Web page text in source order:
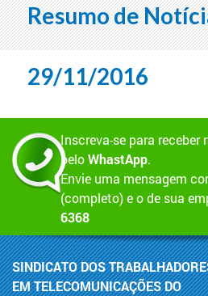
Resumo de
29/11/2016
Inscreva-se para receber
peloWhastApp.
Envie uma mensagem
(completo) e o de sua
6368
SINDICATO DOS
EM TELECOMUNICAÇÕES DO